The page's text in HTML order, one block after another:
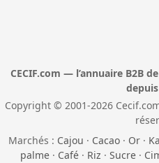
CECIF.com — l’annuaire B2B
Copyright © 2001-2026
Marchés : Cajou · Cacao · Or ·
palme· Café· Riz · Sucre·